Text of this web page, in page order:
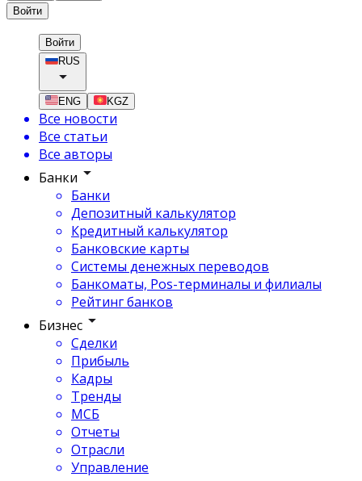
Войти
Войти
RUS
ENG KGZ
Все новости
Все статьи
Все авторы
Банки
Банки
Депозитный калькулятор
Кредитный калькулятор
Банковские карты
Системы денежных переводов
Банкоматы, Pos-терминалы и филиалы
Рейтинг банков
Бизнес
Сделки
Прибыль
Кадры
Тренды
МСБ
Отчеты
Отрасли
Управление